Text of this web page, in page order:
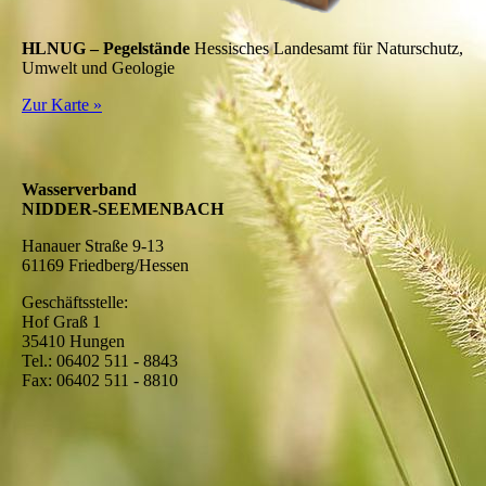
HLNUG – Pegelstände Hessisches Landesamt für Naturschutz,
Umwelt und Geologie
Zur Karte »
Wasserverband
NIDDER-SEEMENBACH
Hanauer Straße 9-13
61169 Friedberg/Hessen
Geschäftsstelle:
Hof Graß 1
35410 Hungen
Tel.: 06402 511 - 8843
Fax: 06402 511 - 8810